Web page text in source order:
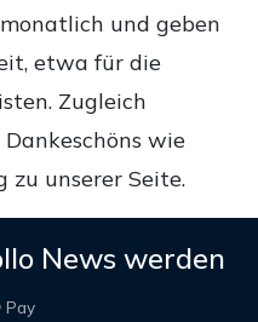
und geben
etwa für die
Zugleich
wie
zu unserer Seite.
News werden
Pay